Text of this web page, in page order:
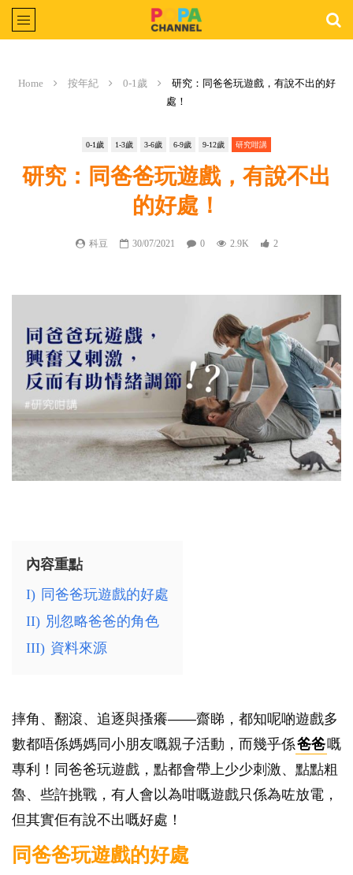
Home 按年紀 0-1歲
研究：同爸爸玩遊戲，有說不出的好
處！
0-1歲 1-3歲 3-6歲 6-9歲 9-12歲 研究咁講
研究：同爸爸玩遊戲，有說不出
的好處！
科豆 30/07/2021 0 2.9K 2
內容重點
I) 同爸爸玩遊戲的好處
II) 別忽略爸爸的角色
III) 資料來源
摔角、翻滾、追逐與搔癢——齋睇，都知呢啲遊戲多
數都唔係媽媽同小朋友嘅親子活動，而幾乎係爸爸嘅
專利！同爸爸玩遊戲，點都會帶上少少刺激、點點粗
魯、些許挑戰，有人會以為咁嘅遊戲只係為咗放電，
但其實佢有說不出嘅好處！
同爸爸玩遊戲的好處